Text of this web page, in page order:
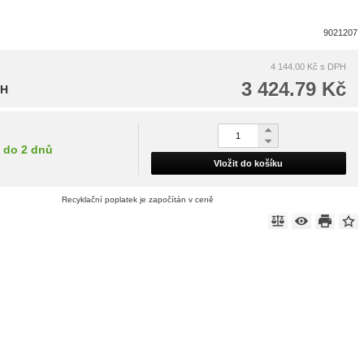
9021207
4 144.00 Kč s DPH
3 424.79 Kč
do 2 dnů
Vložit do košíku
Recyklační poplatek je započítán v ceně